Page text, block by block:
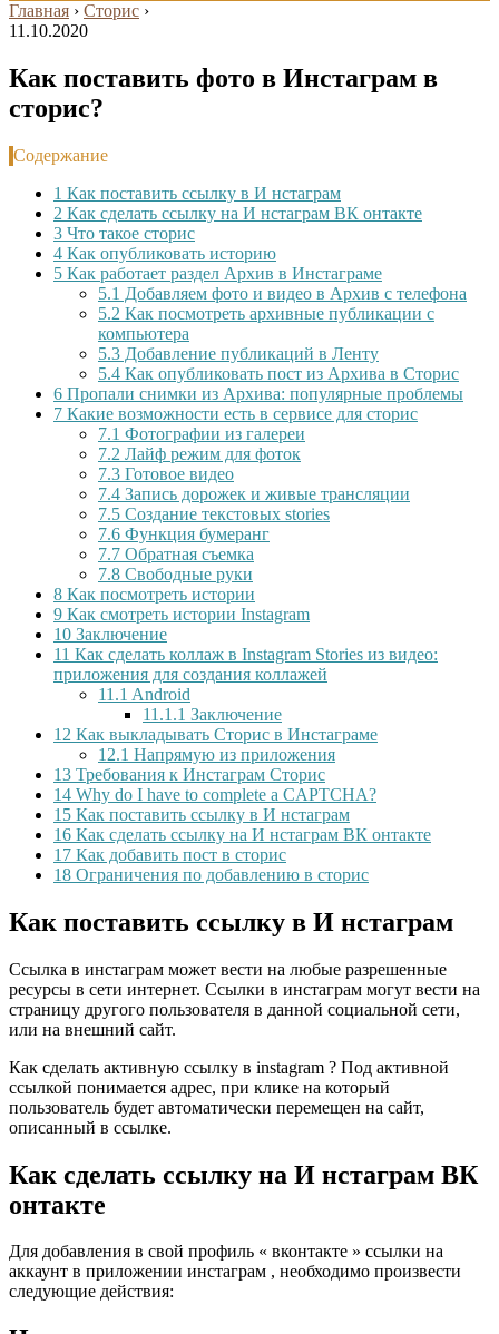
Главная › Сторис ›
11.10.2020
Как поставить фото в Инстаграм в
сторис?
Содержание
1 Как поставить ссылку в И нстаграм
2 Как сделать ссылку на И нстаграм ВК онтакте
3 Что такое сторис
4 Как опубликовать историю
5 Как работает раздел Архив в Инстаграме
5.1 Добавляем фото и видео в Архив с телефона
5.2 Как посмотреть архивные публикации с
компьютера
5.3 Добавление публикаций в Ленту
5.4 Как опубликовать пост из Архива в Сторис
6 Пропали снимки из Архива: популярные проблемы
7 Какие возможности есть в сервисе для сторис
7.1 Фотографии из галереи
7.2 Лайф режим для фоток
7.3 Готовое видео
7.4 Запись дорожек и живые трансляции
7.5 Создание текстовых stories
7.6 Функция бумеранг
7.7 Обратная съемка
7.8 Свободные руки
8 Как посмотреть истории
9 Как смотреть истории Instagram
10 Заключение
11 Как сделать коллаж в Instagram Stories из видео:
приложения для создания коллажей
11.1 Android
11.1.1 Заключение
12 Как выкладывать Сторис в Инстаграме
12.1 Напрямую из приложения
13 Требования к Инстаграм Сторис
14 Why do I have to complete a CAPTCHA?
15 Как поставить ссылку в И нстаграм
16 Как сделать ссылку на И нстаграм ВК онтакте
17 Как добавить пост в сторис
18 Ограничения по добавлению в cторис
Как поставить ссылку в И нстаграм
Ссылка в инстаграм может вести на любые разрешенные
ресурсы в сети интернет. Ссылки в инстаграм могут вести на
страницу другого пользователя в данной социальной сети,
или на внешний сайт.
Как сделать активную ссылку в instagram ? Под активной
ссылкой понимается адрес, при клике на который
пользователь будет автоматически перемещен на сайт,
описанный в ссылке.
Как сделать ссылку на И нстаграм ВК
онтакте
Для добавления в свой профиль « вконтакте » ссылки на
аккаунт в приложении инстаграм , необходимо произвести
следующие действия: